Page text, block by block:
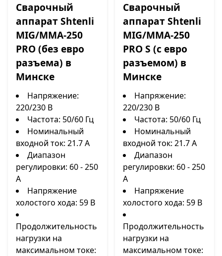
Сварочный
аппарат Shtenli
MIG/MMA-250
PRO (без евро
разъема) в
Минске
Напряжение:
220/230 В
Частота: 50/60 Гц
Номинальный
входной ток: 21.7 А
Диапазон
регулировки: 60 - 250
А
Напряжение
холостого хода: 59 В
Продолжительность
нагрузки на
максимальном токе:
Сварочный
аппарат Shtenli
MIG/MMA-250
PRO S (с евро
разъемом) в
Минске
Напряжение:
220/230 В
Частота: 50/60 Гц
Номинальный
входной ток: 21.7 А
Диапазон
регулировки: 60 - 250
А
Напряжение
холостого хода: 59 В
Продолжительность
нагрузки на
максимальном токе: